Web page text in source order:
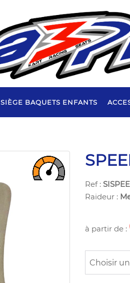
SIÈGE BAQUETS ENFANTS
Ref :
Raideur :
à partir de :